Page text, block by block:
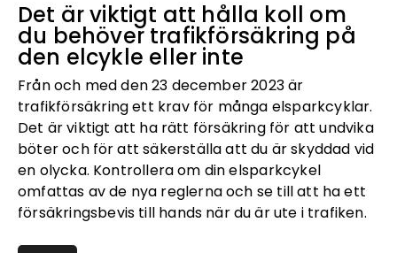
Det är viktigt att hålla koll om
du behöver trafikförsäkring på
den elcykle eller inte
Från och med den 23 december 2023 är
trafikförsäkring ett krav för många elsparkcyklar.
Det är viktigt att ha rätt försäkring för att undvika
böter och för att säkerställa att du är skyddad vid
en olycka. Kontrollera om din elsparkcykel
omfattas av de nya reglerna och se till att ha ett
försäkringsbevis till hands när du är ute i trafiken.